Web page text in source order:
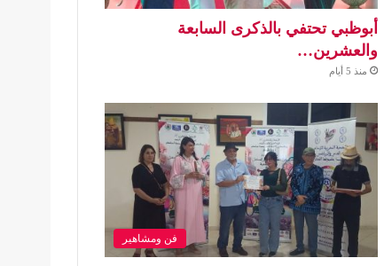
أبوظبي تحتفي بالذكرى السابعة
والعشرين…
منذ 5 أيام
فن ومشاهير